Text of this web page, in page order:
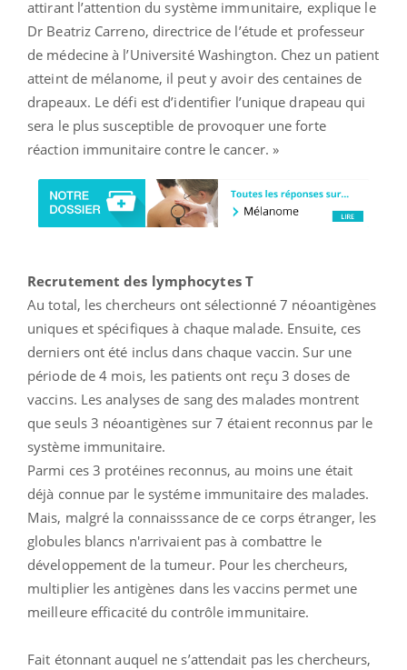
attirant l’attention du système immunitaire, explique le
Dr Beatriz Carreno, directrice de l’étude et professeur
de médecine à l’Université Washington. Chez un patient
atteint de mélanome, il peut y avoir des centaines de
drapeaux. Le défi est d’identifier l’unique drapeau qui
sera le plus susceptible de provoquer une forte
réaction immunitaire contre le cancer. »
Recrutement des lymphocytes T
Au total, les chercheurs ont sélectionné 7 néoantigènes
uniques et spécifiques à chaque malade. Ensuite, ces
derniers ont été inclus dans chaque vaccin. Sur une
période de 4 mois, les patients ont reçu 3 doses de
vaccins. Les analyses de sang des malades montrent
que seuls 3 néoantigènes sur 7 étaient reconnus par le
système immunitaire.
Parmi ces 3 protéines reconnus, au moins une était
déjà connue par le systéme immunitaire des malades.
Mais, malgré la connaisssance de ce corps étranger, les
globules blancs n'arrivaient pas à combattre le
développement de la tumeur. Pour les chercheurs,
multiplier les antigènes dans les vaccins permet une
meilleure efficacité du contrôle immunitaire.
Fait étonnant auquel ne s’attendait pas les chercheurs,